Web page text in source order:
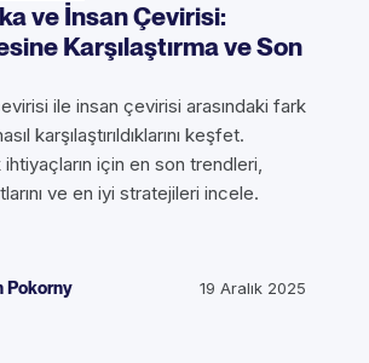
ve İnsan Çevirisi:
Karşılaştırma ve Son
ile insan çevirisi arasındaki fark
karşılaştırıldıklarını keşfet.
için en son trendleri,
ve en iyi stratejileri incele.
Pokorny 19 Aralık 2025